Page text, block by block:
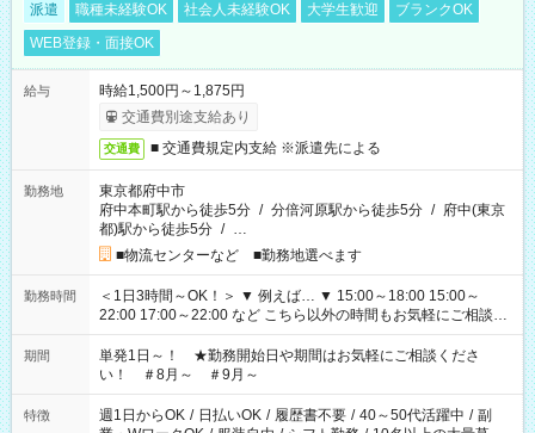
派遣 職種未経験OK 社会人未経験OK 大学生歓迎
ブランクOK
WEB登録・面接OK
給与
時給1,500円～1,875円
交通費別途支給あり
交通費 ■ 交通費規定内支給 ※派遣先による
勤務地
東京都府中市
府中本町駅から徒歩5分 / 分倍河原駅から徒歩5分 / 府中(東京
都)駅から徒歩5分 / …
■物流センターなど ■勤務地選べます
勤務時間
＜1日3時間～OK！＞ ▼ 例えば… ▼ 15:00～18:00 15:00～
22:00 17:00～22:00 など こちら以外の時間もお気軽にご相談く
ださい！
期間
単発1日～！ ★勤務開始日や期間はお気軽にご相談くださ
い！ ＃8月～ ＃9月～
特徴 週1日からOK / 日払いOK / 履歴書不要 / 40～50代活躍中 / 副